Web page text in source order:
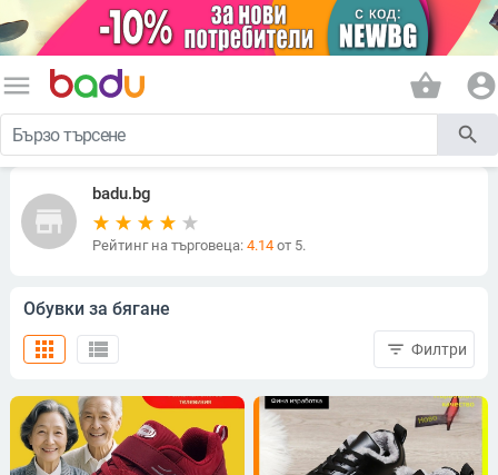
menu shopping_basket account_circle
search
store
badu.bg
Рейтинг на търговеца: 4.14от 5.
Обувки за бягане
view_list
apps filter_list Филтри